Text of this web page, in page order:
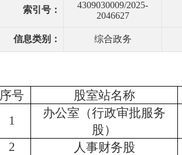
索引号：
4309030009/2025-
2046627
信息类别： 综合政务
序号 股室站名称
1
办公室（行政审批服务
股）
2
人事财务股